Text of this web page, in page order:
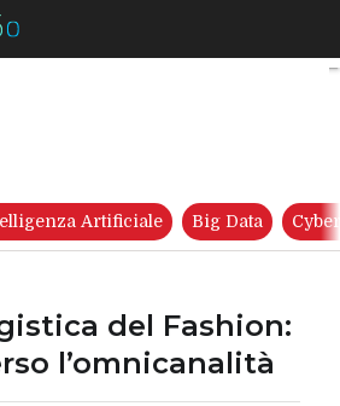
La nuova logistica del
Artificiale Big Data
del Fashion:
l’omnicanalità